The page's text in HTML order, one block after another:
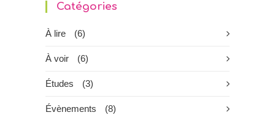
Catégories
À lire (6)
À voir (6)
Études (3)
Évènements (8)